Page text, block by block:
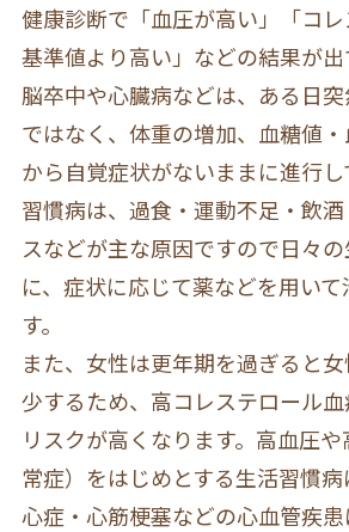
健康診断で「血圧が高い」「コ
基準値より高い」などの結果が出
脳卒中や心臓病などは、ある日
ではなく、体重の増加、血糖値
から自覚症状がないままに進行
習慣病は、過食・運動不足・飲
スなどが主な原因ですので日々
に、症状に応じて薬などを用い
す。
また、女性は更年期を過ぎると
少するため、高コレステロール
リスクが高くなります。高血圧
常症）をはじめとする生活習慣
心症・心筋梗塞などの心血管疾